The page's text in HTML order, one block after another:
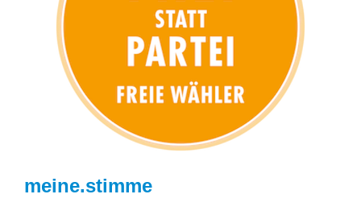
meine.stimme